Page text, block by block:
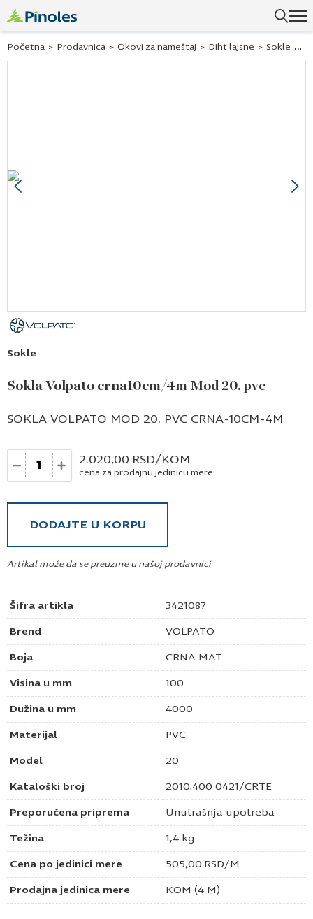
Početna > Prodavnica > Okovi za nameštaj > Diht lajsne > Sokle >
Previous
Sokle
Sokla Volpato crna10cm/4m Mod 20. pvc
Šifra artikla 3421087
Brend VOLPATO
Boja CRNA MAT
Visina u mm 100
Dužina u mm 4000
Materijal PVC
Model 20
Kataloški broj 2010.400 0421/CRTE
Preporučena priprema Unutrašnja upotreba
Težina 1,4 kg
Cena po jedinici mere 505,00 RSD/M
Prodajna jedinica mere KOM (4 M)
SOKLA VOLPATO MOD 20. PVC CRNA-10CM-4M
Količina 2.020,00 RSD/KOM
cena za prodajnu jedinicu mere
DODAJTE U KORPU
Artikal može da se preuzme u našoj prodavnici